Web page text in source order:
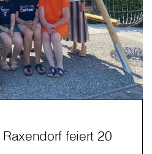
feiert 20